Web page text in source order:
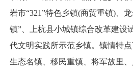
岩市“321”特色乡镇(商贸重镇)、
镇”、上杭县小城镇综合改革建设
代文明实践所示范乡镇。镇情特点
生态名镇、移民重镇、将军故里、